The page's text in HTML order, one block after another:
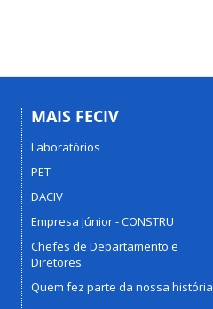
MAIS FECIV
Laboratórios
PET
DACIV
Empresa Júnior - CONSTRU
Chefes de Departamento e
Diretores
Quem fez parte da nossa história